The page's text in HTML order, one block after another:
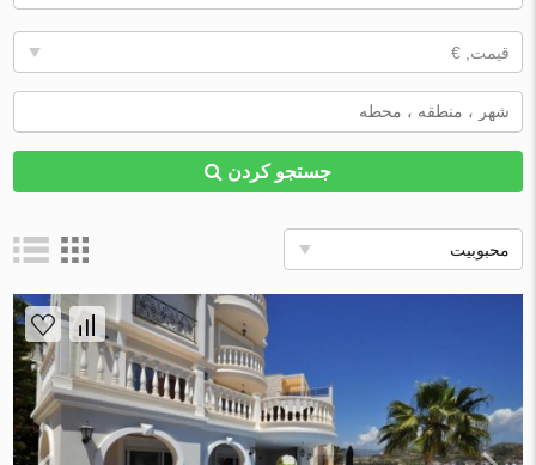
قیمت, €
جستجو کردن
محبوبیت